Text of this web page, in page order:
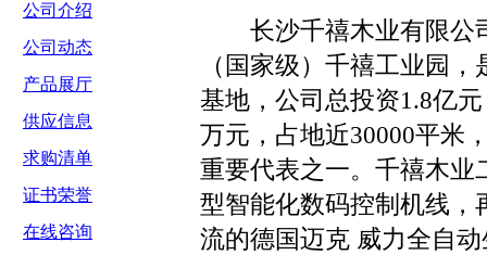
公司介绍
公司动态
产品展厅
供应信息
求购清单
证书荣誉
在线咨询
长沙千禧木业有限公
（国家级）千禧工业园
基地，公司总投资1.8亿
万元，占地近30000平米
重要代表之一。千禧木业
型智能化数码控制机线，
流的德国迈克 威力全自